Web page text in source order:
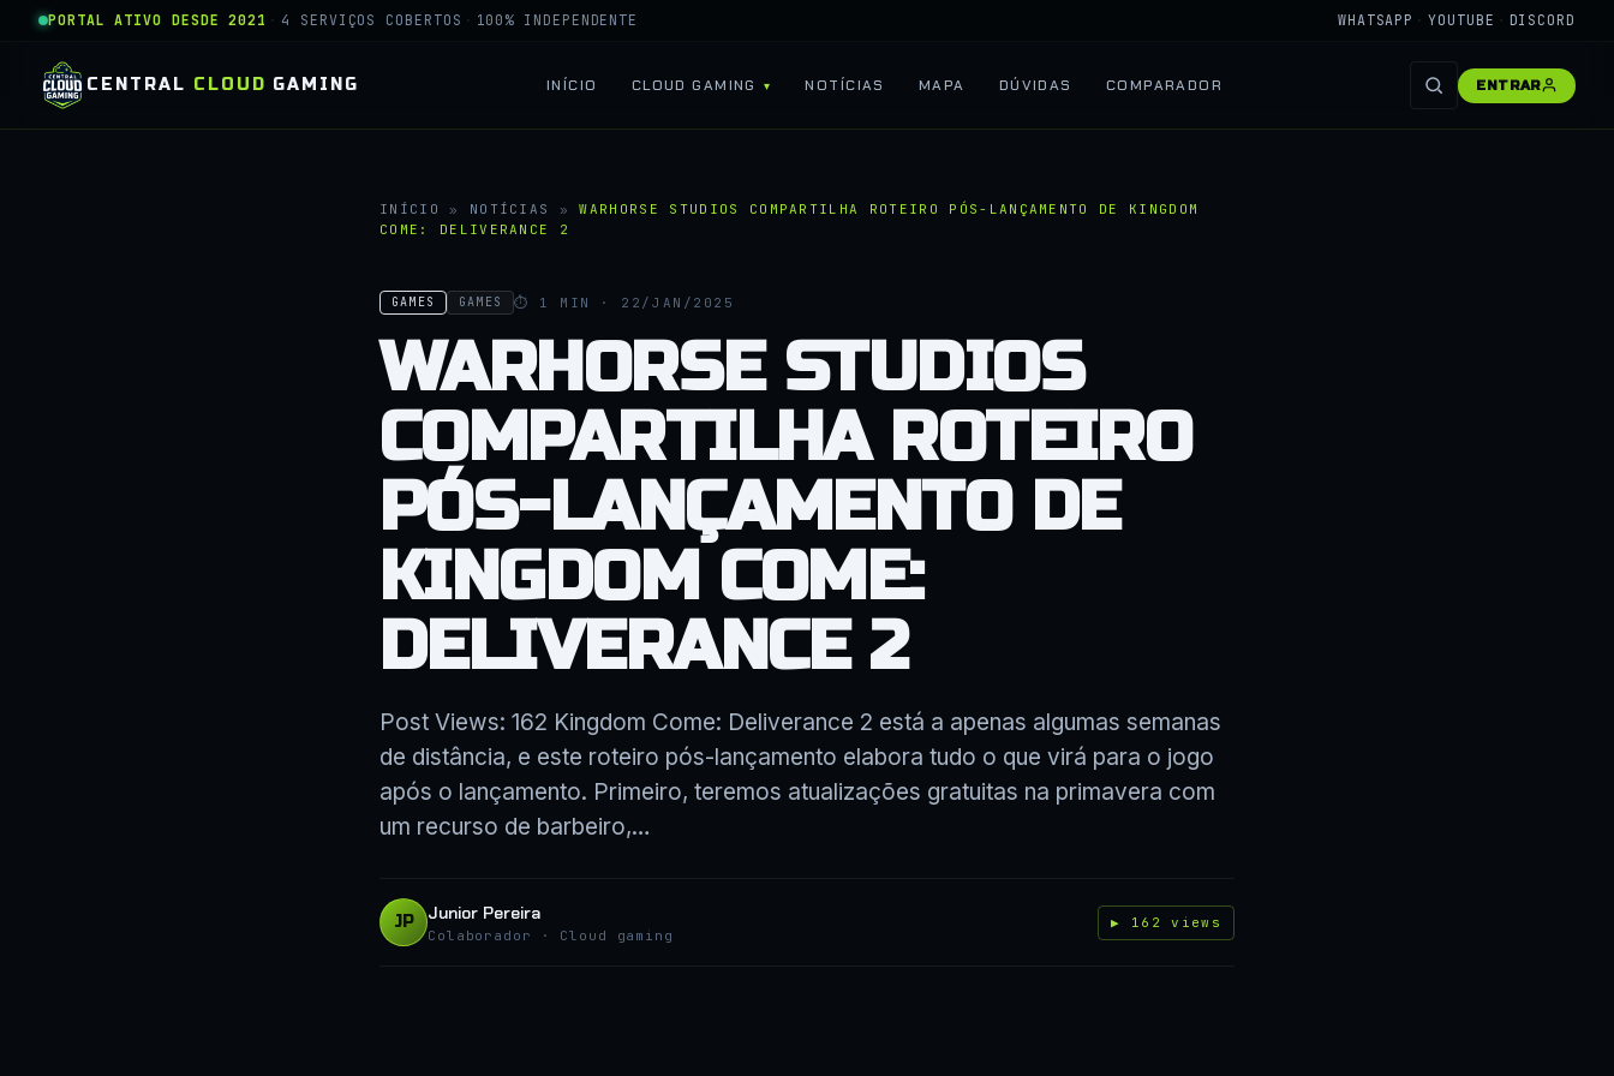
PORTAL ATIVO DESDE 2021 · 4 SERVIÇOS COBERTOS · 100% INDEPENDENTE WHATSAPP · YOUTUBE · DISCORD
CENTRAL CLOUD GAMING INÍCIO CLOUD GAMING NOTÍCIAS MAPA DÚVIDAS COMPARADOR ENTRAR
INÍCIO » NOTÍCIAS »WARHORSE STUDIOS COMPARTILHA ROTEIRO PÓS-LANÇAMENTO DE KINGDOM
COME: DELIVERANCE 2
GAMES GAMES ⏱ 1 MIN · 22/JAN/2025
WARHORSE STUDIOS
COMPARTILHA ROTEIRO
PÓS-LANÇAMENTO DE
KINGDOM COME:
DELIVERANCE 2
Post Views: 162 Kingdom Come: Deliverance 2 está a apenas algumas semanas
de distância, e este roteiro pós-lançamento elabora tudo o que virá para o jogo
após o lançamento. Primeiro, teremos atualizações gratuitas na primavera com
um recurso de barbeiro,…
JP Junior Pereira
Colaborador · Cloud gaming
▶ 162 views